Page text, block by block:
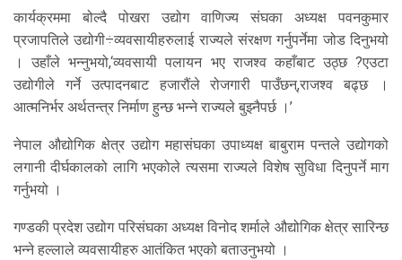
कार्यक्रममा बोल्दै पोखरा उद्योग वाणिज्य संघका अध्यक्ष पवनकुमार
प्रजापतिले उद्योगी÷व्यवसायीहरुलाई राज्यले संरक्षण गर्नुपर्नेमा जोड दिनुभयो
। उहाँले भन्नुभयो,‘व्यवसायी पलायन भए राजश्व कहाँबाट उठ्छ ?एउटा
उद्योगीले गर्ने उत्पादनबाट हजारौंले रोजगारी पाउँछन्,राजश्व बढ्छ ।
आत्मनिर्भर अर्थतन्त्र निर्माण हुन्छ भन्ने राज्यले बुझ्नैपर्छ ।’
नेपाल औद्योगिक क्षेत्र उद्योग महासंघका उपाध्यक्ष बाबुराम पन्तले उद्योगको
लगानी दीर्घकालको लागि भएकोले त्यसमा राज्यले विशेष सुविधा दिनुपर्ने माग
गर्नुभयो ।
गण्डकी प्रदेश उद्योग परिसंघका अध्यक्ष विनोद शर्माले औद्योगिक क्षेत्र सारिन्छ
भन्ने हल्लाले व्यवसायीहरु आतंकित भएको बताउनुभयो ।